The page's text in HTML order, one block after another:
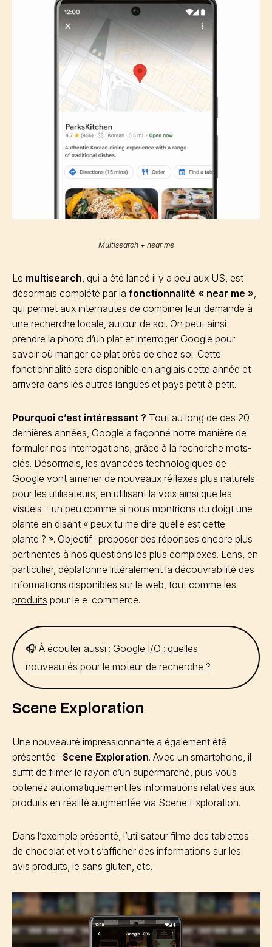
Multisearch + near me
Le multisearch, qui a été lancé il y a peu aux US, est
désormais complété par la fonctionnalité « near me »,
qui permet aux internautes de combiner leur demande à
une recherche locale, autour de soi. On peut ainsi
prendre la photo d’un plat et interroger Google pour
savoir où manger ce plat près de chez soi. Cette
fonctionnalité sera disponible en anglais cette année et
arrivera dans les autres langues et pays petit à petit.
Pourquoi c’est intéressant ? Tout au long de ces 20
dernières années, Google a façonné notre manière de
formuler nos interrogations, grâce à la recherche mots-
clés. Désormais, les avancées technologiques de
Google vont amener de nouveaux réflexes plus naturels
pour les utilisateurs, en utilisant la voix ainsi que les
visuels – un peu comme si nous montrions du doigt une
plante en disant « peux tu me dire quelle est cette
plante ? ». Objectif : proposer des réponses encore plus
pertinentes à nos questions les plus complexes. Lens, en
particulier, déplafonne littéralement la découvrabilité des
informations disponibles sur le web, tout comme les
produits pour le e-commerce.
🎧 À écouter aussi : Google I/O : quelles
nouveautés pour le moteur de recherche ?
Scene Exploration
Une nouveauté impressionnante a également été
présentée : Scene Exploration. Avec un smartphone, il
suffit de filmer le rayon d’un supermarché, puis vous
obtenez automatiquement les informations relatives aux
produits en réalité augmentée via Scene Exploration.
Dans l’exemple présenté, l’utilisateur filme des tablettes
de chocolat et voit s’afficher des informations sur les
avis produits, le sans gluten, etc.